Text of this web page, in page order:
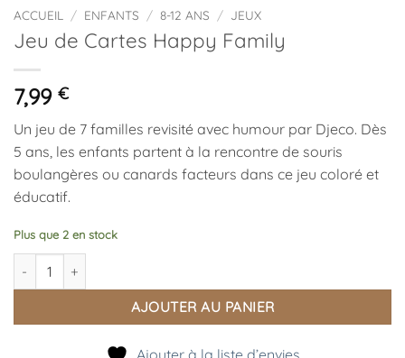
ACCUEIL / ENFANTS / 8-12 ANS / JEUX
Jeu de Cartes Happy Family
7,99 €
Un jeu de 7 familles revisité avec humour par Djeco. Dès
5 ans, les enfants partent à la rencontre de souris
boulangères ou canards facteurs dans ce jeu coloré et
éducatif.
Plus que 2 en stock
quantité de Jeu de Cartes Happy Family
AJOUTER AU PANIER
Ajouter à la liste d’envies